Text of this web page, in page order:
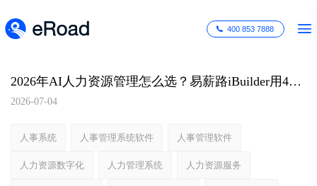
400 853 7888
2026年AI人力资源管理怎么选？易薪路iBuilder用42个AI Agent破解HR三大痛点
2026-07-04
人事系统 人事管理系统软件 人事管理软件
人力资源数字化 人力管理系统 人力资源服务